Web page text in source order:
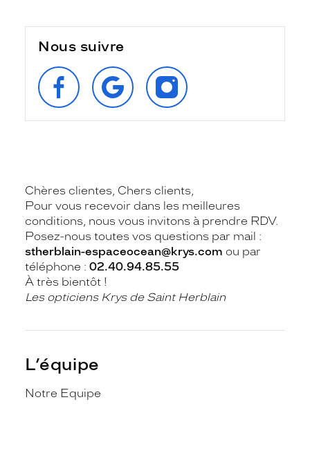
Nous suivre
SUIVEZ‑NOUS
SUR
FACEBOOK
RETROUVEZ‑NOUS
SUR
GOOGLE
SUIVEZ‑NOUS
SUR
INSTAGRAM
Chères clientes, Chers clients,
Pour vous recevoir dans les meilleures
conditions, nous vous invitons à prendre RDV.
Posez-nous toutes vos questions par mail :
stherblain-espaceocean@krys.com ou par
téléphone : 02.40.94.85.55
À très bientôt !
Les opticiens Krys de Saint Herblain
L’équipe
Notre Equipe